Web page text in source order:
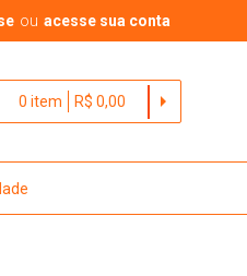
ou acesse sua conta
0item R$ 0,00 arrow_right